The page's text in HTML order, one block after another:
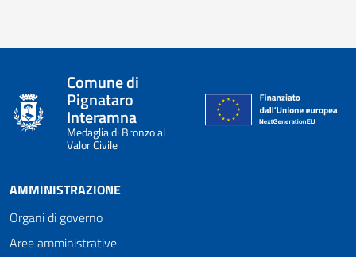
Comune di
Pignataro
Interamna
Medaglia di Bronzo al
Valor Civile
AMMINISTRAZIONE
Organi di governo
Aree amministrative